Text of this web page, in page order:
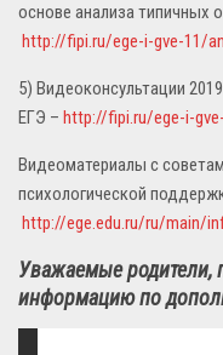
основе анализа типичных
http://fipi.ru/ege-i-gve-11/
5) Видеоконсультации
ЕГЭ – http://fipi.ru/ege-i-
Видеоматериалы с
психологической
http://ege.edu.ru/ru/main/
Уважаемые родители,
информацию по